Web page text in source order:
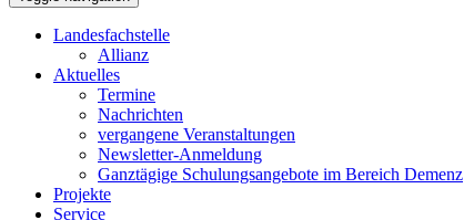
Landesfachstelle
Allianz
Aktuelles
Termine
Nachrichten
vergangene Veranstaltungen
Newsletter-Anmeldung
Ganztägige Schulungsangebote im Bereich Demenz
Projekte
Service